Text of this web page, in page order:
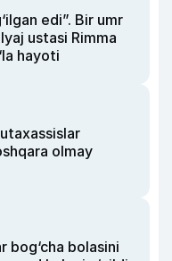
edi”. Bir umr
ustasi Rimma
hayoti
olmay
bog‘cha bolasini